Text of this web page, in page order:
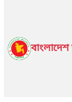
বাংলাদেশ